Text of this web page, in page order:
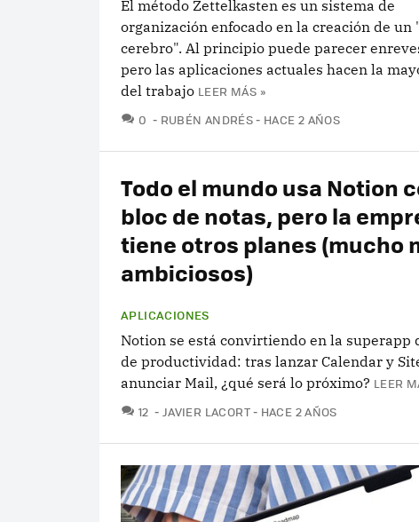
El método Zettelkasten es un sistema de
organización enfocado en la creación de un
cerebro". Al principio puede parecer
pero las aplicaciones actuales hacen la
del trabajo LEER MÁS »
0 COMENTARIOS
RUBÉN ANDRÉS HACE 2 AÑOS
Todo el mundo usa Notion
bloc de notas, pero la
tiene otros planes (mucho
ambiciosos)
APLICACIONES
Notion se está convirtiendo en la superapp
de productividad: tras lanzar Calendar y
anunciar Mail, ¿qué será lo próximo? LEER
12 COMENTARIOS
JAVIER LACORT HACE 2 AÑOS